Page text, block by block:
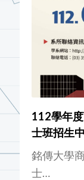
112學年
士班招生中
銘傳大學
士…